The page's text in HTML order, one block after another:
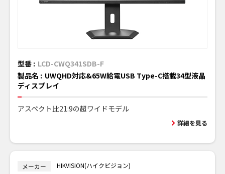
型番 : LCD-CWQ341SDB-F
製品名 : UWQHD対応&65W給電USB Type-C搭載34型液晶
ディスプレイ
アスペクト比21:9の超ワイドモデル
詳細を見る
メーカー HIKVISION(ハイクビジョン)